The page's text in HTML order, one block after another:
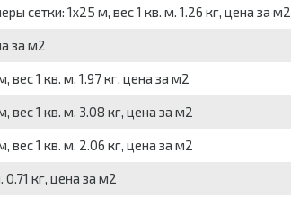
сетки: 1x25 м, вес 1 кв. м. 1.26 кг, цена за м2
за м2
1 кв. м. 1.97 кг, цена за м2
1 кв. м. 3.08 кг, цена за м2
1 кв. м. 2.06 кг, цена за м2
кг, цена за м2